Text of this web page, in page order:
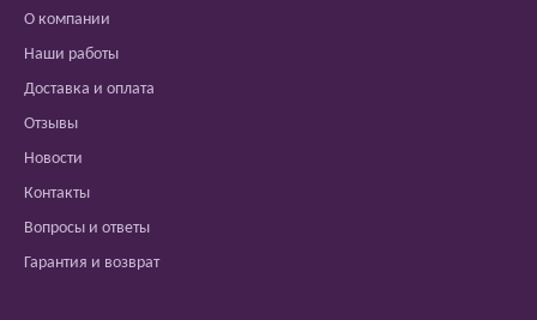
О компании
Наши работы
Доставка и оплата
Отзывы
Новости
Контакты
Вопросы и ответы
Гарантия и возврат